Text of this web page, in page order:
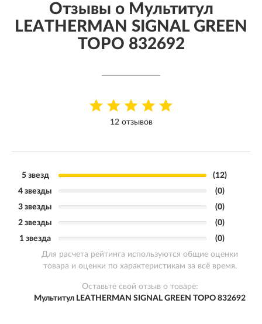
Отзывы о Мультитул
LEATHERMAN SIGNAL GREEN
TOPO 832692
12 отзывов
5 звезд
(12)
4 звезды
(0)
3 звезды
(0)
2 звезды
(0)
1 звезда
(0)
Для расчета рейтинга используются общие оценки
товара и оценки по характеристикам за всё время.
Оставьте свой отзыв о товаре:
Мультитул LEATHERMAN SIGNAL GREEN TOPO 832692